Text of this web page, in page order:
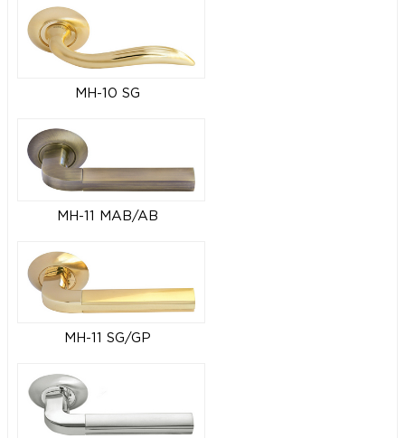
MH-10 SG
MH-11 MAB/AB
MH-11 SG/GP